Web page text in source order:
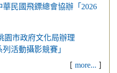
華民國飛鏢總會協辦「2026
園市政府文化局辦理
列活動攝影競賽」
[ more... ]